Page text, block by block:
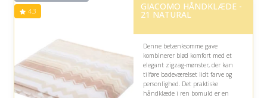
4.3 GIACOMO HÅNDKLÆDE -
21 NATURAL
Denne betænksomme gave
kombinerer blød komfort med et
elegant zigzag-mønster, der kan
tilføre badeværelset lidt farve og
personlighed. Det praktiske
håndklæde i ren bomuld er en